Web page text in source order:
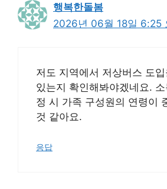
행복한돌봄
2026년 06월 18일 6:25
저도 지역에서 저상버스 도
있는지 확인해봐야겠네요.
정 시 가족 구성원의 연령이
것 같아요.
응답